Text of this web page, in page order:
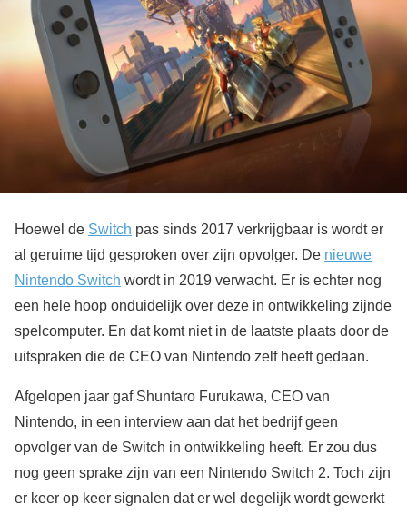
Hoewel de Switch pas sinds 2017 verkrijgbaar is wordt er
al geruime tijd gesproken over zijn opvolger. De nieuwe
Nintendo Switch wordt in 2019 verwacht. Er is echter nog
een hele hoop onduidelijk over deze in ontwikkeling zijnde
spelcomputer. En dat komt niet in de laatste plaats door de
uitspraken die de CEO van Nintendo zelf heeft gedaan.
Afgelopen jaar gaf Shuntaro Furukawa, CEO van
Nintendo, in een interview aan dat het bedrijf geen
opvolger van de Switch in ontwikkeling heeft. Er zou dus
nog geen sprake zijn van een Nintendo Switch 2. Toch zijn
er keer op keer signalen dat er wel degelijk wordt gewerkt